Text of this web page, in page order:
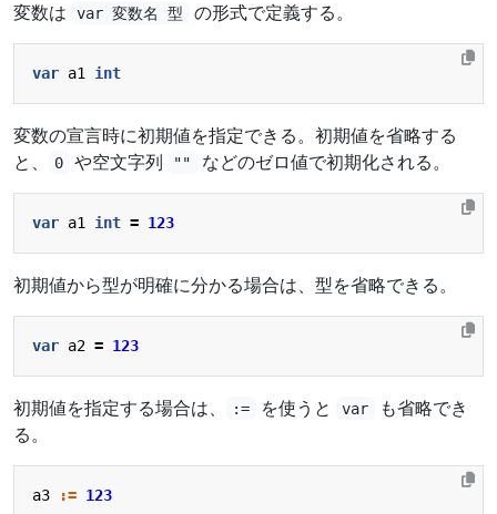
変数は var 変数名 型 の形式で定義する。
var a1 int
変数の宣言時に初期値を指定できる。初期値を省略する
と、
0 や空文字列 "" などのゼロ値で初期化される。
var a1 int = 123
初期値から型が明確に分かる場合は、型を省略できる。
var a2 = 123
初期値を指定する場合は、 := を使うと var
も省略でき
る。
a3 := 123